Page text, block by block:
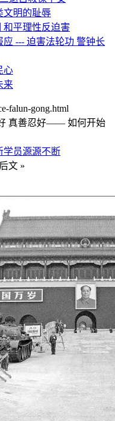
文明的耻辱
和平理性反迫害
应 --- 迫害法轮功 警钟长
心
来
falun-gong.html
真善忍好—— 如何开始
员源源不断
文 »